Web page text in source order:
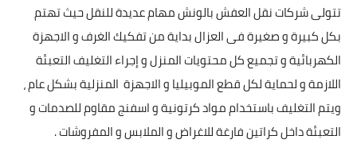
تتولى شركات نقل العفش بالونش مهام عديدة للنقل حيث تهتم
بكل كبيرة و صغيرة فى العزال بداية من تفكيك الغرف و الاجهزة
الكهربائية و تجميع كل محتويات المنزل و إجراء التغليف التعبئة
اللازمة و لحماية لكل قطع الموبيليا و الاجهزة المنزلية بشكل عام ،
ويتم التغليف باستخدام مواد كرتونية و اسفنج مقاوم للصدمات و
التعبئة داخل كراتين فارغة للاغراض و الملابس و المفروشات .